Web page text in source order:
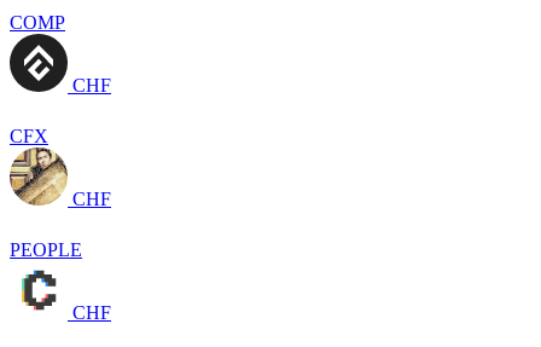
COMP
CHF
CFX
CHF
PEOPLE
CHF